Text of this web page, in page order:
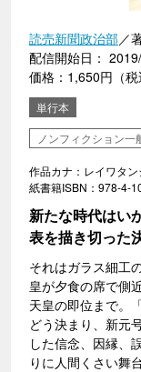
読売新聞政治部／
配信開始日：
価格：1,650円（税
単行本
ノンフィクション一
作品カナ：レイワタ
紙書籍ISBN：978-4-
新たな時代はい
表を描き切った
それはガラス細工
皇が夕食の席で側
天皇の即位まで。
どう決まり、新元
した信念、因縁、
りに人間くさい舞